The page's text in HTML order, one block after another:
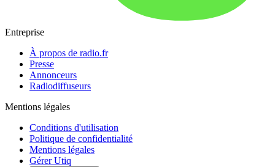
Entreprise
À propos de radio.fr
Presse
Annonceurs
Radiodiffuseurs
Mentions légales
Conditions d'utilisation
Politique de confidentialité
Mentions légales
Gérer Utiq